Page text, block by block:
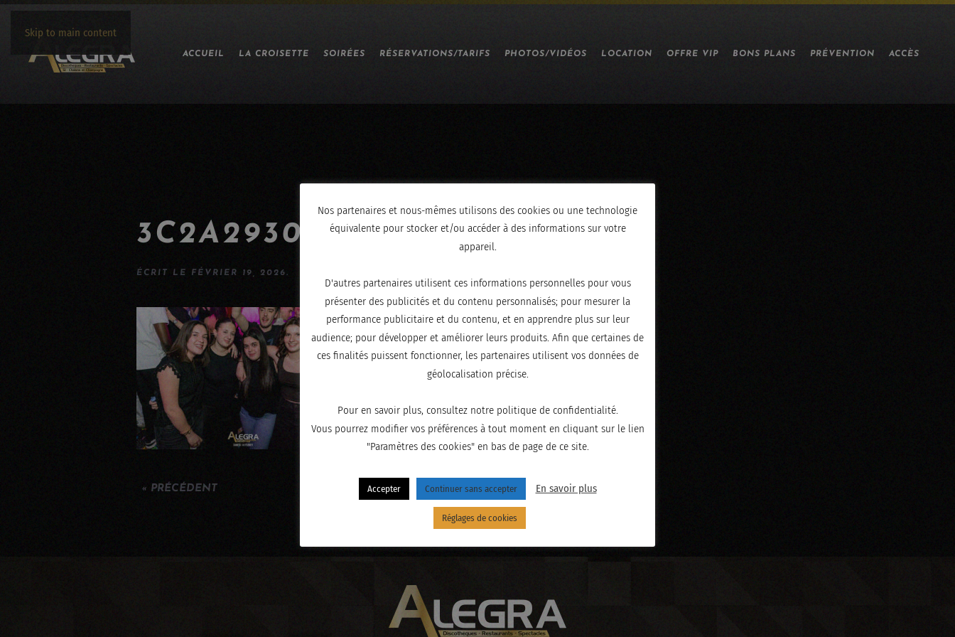
Skip to main content
ACCUEIL LA CROISETTE SOIRÉES RÉSERVATIONS/TARIFS PHOTOS/VIDÉOS LOCATION OFFRE VIP BONS PLANS PRÉVENTION ACCÈS
3C2A2930
ÉCRIT LE FÉVRIER 19, 2026.
« PRÉCÉDENT
Nos partenaires et nous-mêmes utilisons des cookies ou une technologie
équivalente pour stocker et/ou accéder à des informations sur votre
appareil.
D'autres partenaires utilisent ces informations personnelles pour vous
présenter des publicités et du contenu personnalisés; pour mesurer la
performance publicitaire et du contenu, et en apprendre plus sur leur
audience; pour développer et améliorer leurs produits. Afin que certaines de
ces finalités puissent fonctionner, les partenaires utilisent vos données de
géolocalisation précise.
Pour en savoir plus, consultez notre politique de confidentialité.
Vous pourrez modifier vos préférences à tout moment en cliquant sur le lien
"Paramètres des cookies" en bas de page de ce site.
Accepter Continuer sans accepter En savoir plus
Réglages de cookies